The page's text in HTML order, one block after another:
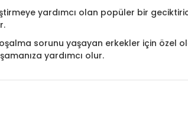
yardımcı olan popüler bir
sorunu yaşayan erkekler için özel
yardımcı olur.